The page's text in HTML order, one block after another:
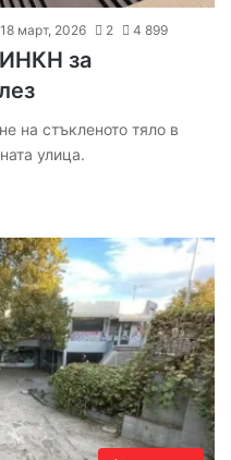
март, 2026 2 4 899
за
на стъкленото тяло в
улица.